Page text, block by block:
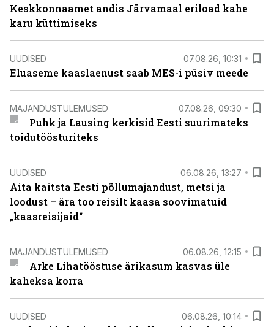
Keskkonnaamet andis Järvamaal eriload kahe
karu küttimiseks
UUDISED 07.08.26, 10:31
Eluaseme kaaslaenust saab MES-i püsiv meede
MAJANDUSTULEMUSED 07.08.26, 09:30
Puhk ja Lausing kerkisid Eesti suurimateks
toidutöösturiteks
UUDISED 06.08.26, 13:27
Aita kaitsta Eesti põllumajandust, metsi ja
loodust – ära too reisilt kaasa soovimatuid
„kaasreisijaid“
MAJANDUSTULEMUSED 06.08.26, 12:15
Arke Lihatööstuse ärikasum kasvas üle
kaheksa korra
UUDISED 06.08.26, 10:14